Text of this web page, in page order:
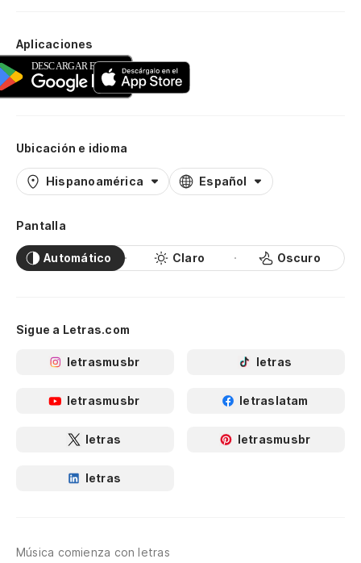
Aplicaciones
Ubicación e idioma
Hispanoamérica Español
Pantalla
Automático Claro Oscuro
Sigue a Letras.com
letrasmusbr letras
letrasmusbr letraslatam
letras letrasmusbr
letras
Música comienza con letras